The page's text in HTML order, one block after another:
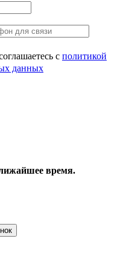
с политикой
данных
время.